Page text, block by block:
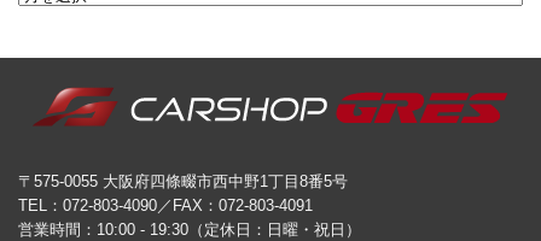
〒575-0055 大阪府四條畷市西中野1丁目8番5号
TEL：072-803-4090／FAX：072-803-4091
営業時間：10:00 - 19:30（定休日：日曜・祝日）